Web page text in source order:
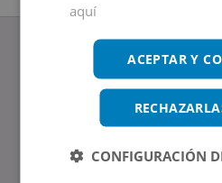
Edificio
Tel.: 914
aquí
ACEPTAR Y
CONFIGURACIÓN